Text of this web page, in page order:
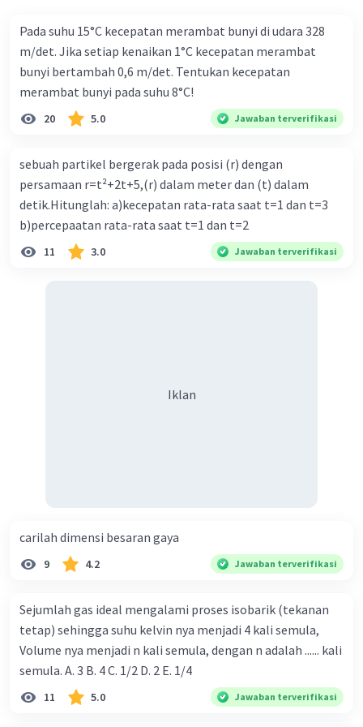
Pada suhu 15°C kecepatan merambat bunyi di udara 328
m/det. Jika setiap kenaikan 1°C kecepatan merambat
bunyi bertambah 0,6 m/det. Tentukan kecepatan
merambat bunyi pada suhu 8°C!
20 5.0 Jawaban terverifikasi
sebuah partikel bergerak pada posisi (r) dengan
persamaan r=t²+2t+5,(r) dalam meter dan (t) dalam
detik.Hitunglah: a)kecepatan rata-rata saat t=1 dan t=3
b)percepaatan rata-rata saat t=1 dan t=2
11 3.0 Jawaban terverifikasi
Iklan
carilah dimensi besaran gaya
9 4.2 Jawaban terverifikasi
Sejumlah gas ideal mengalami proses isobarik (tekanan
tetap) sehingga suhu kelvin nya menjadi 4 kali semula,
Volume nya menjadi n kali semula, dengan n adalah ...... kali
semula. A. 3 B. 4 C. 1/2 D. 2 E. 1/4
11 5.0 Jawaban terverifikasi